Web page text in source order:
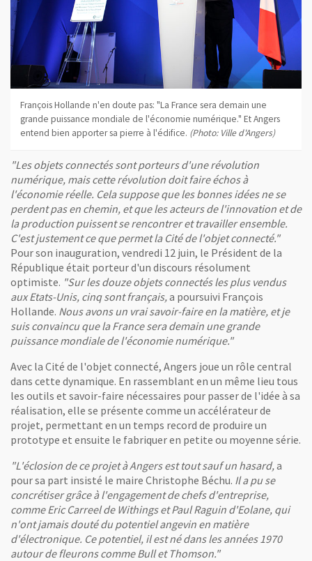
François Hollande n'en doute pas: "La France sera demain une
grande puissance mondiale de l'économie numérique." Et Angers
entend bien apporter sa pierre à l'édifice. (Photo: Ville d'Angers)
"Les objets connectés sont porteurs d'une révolution
numérique, mais cette révolution doit faire échos à
l'économie réelle. Cela suppose que les bonnes idées ne se
perdent pas en chemin, et que les acteurs de l'innovation et de
la production puissent se rencontrer et travailler ensemble.
C'est justement ce que permet la Cité de l'objet connecté."
Pour son inauguration, vendredi 12 juin, le Président de la
République était porteur d'un discours résolument
optimiste. "Sur les douze objets connectés les plus vendus
aux Etats-Unis, cinq sont français, a poursuivi François
Hollande. Nous avons un vrai savoir-faire en la matière, et je
suis convaincu que la France sera demain une grande
puissance mondiale de l'économie numérique."
Avec la Cité de l'objet connecté, Angers joue un rôle central
dans cette dynamique. En rassemblant en un même lieu tous
les outils et savoir-faire nécessaires pour passer de l'idée à sa
réalisation, elle se présente comme un accélérateur de
projet, permettant en un temps record de produire un
prototype et ensuite le fabriquer en petite ou moyenne série.
"L'éclosion de ce projet à Angers est tout sauf un hasard, a
pour sa part insisté le maire Christophe Béchu. Il a pu se
concrétiser grâce à l'engagement de chefs d'entreprise,
comme Eric Carreel de Withings et Paul Raguin d'Eolane, qui
n'ont jamais douté du potentiel angevin en matière
d'électronique. Ce potentiel, il est né dans les années 1970
autour de fleurons comme Bull et Thomson."